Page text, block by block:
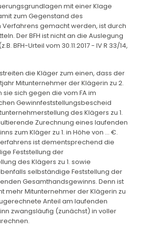
mit einer Klage
zum Gegenstand des
gemacht werden, ist durch
Der BFH ist nicht an die Auslegung
BFH-Urteil vom 30.11.2017 - IV R 33/14,
die Kläger zum einen, dass der
Mitunternehmer der Klägerin zu 2.
sich gegen die vom FA im
Gewinnfeststellungsbescheid
des Klägers zu 1.
Zurechnung eines laufenden
zum Kläger zu 1. in Höhe von ... €.
ist dementsprechend die
Feststellung der
des Klägers zu 1. sowie
selbständige Feststellung der
Gesamthandsgewinns. Denn ist
mehr Mitunternehmer der Klägerin zu
Anteil am laufenden
zwangsläufig (zunächst) in voller